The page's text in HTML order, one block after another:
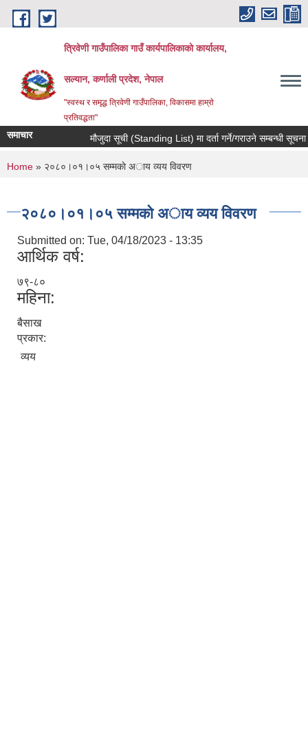
Skip to main content
त्रिवेणी गाउँपालिका गाउँ कार्यपालिकाकाे कार्यालय,
सल्यान, कर्णाली प्रदेश, नेपाल
"स्वस्थ र समृद्ध त्रिवेणी गाउँपालिका, विकासमा हाम्राे
प्रतिवद्धता"
समाचार मौजुदा सूची (Standing List) मा दर्ता गर्ने/गराउने सम्बन्धी सूचना
You are here
Home » २०८०।०१।०५ सम्मकाे अाय व्यय विवरण
२०८०।०१।०५ सम्मकाे अाय व्यय विवरण
Submitted on: Tue, 04/18/2023 - 13:35
आर्थिक वर्ष:
७९-८०
महिना:
बैसाख
प्रकार:
व्यय